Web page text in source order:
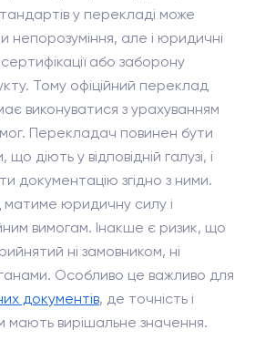
у перекладі може
непорозуміння, але і юридичні
або заборону
Тому офіційний переклад
виконуватися з урахуванням
Перекладач повинен бути
діють у відповідній галузі, і
документацію згідно з ними.
юридичну силу і
вимогам. Інакше є ризик, що
ні замовником, ні
Особливо це важливо для
документів, де точність і
мають вирішальне значення.